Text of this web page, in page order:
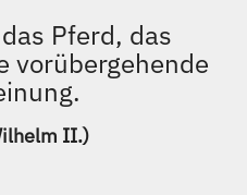
Pferd, das
vorübergehende
II.)